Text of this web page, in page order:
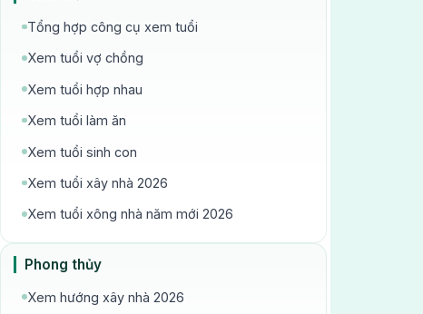
Tổng hợp công cụ xem tuổi
Xem tuổi vợ chồng
Xem tuổi hợp nhau
Xem tuổi làm ăn
Xem tuổi sinh con
Xem tuổi xây nhà 2026
Xem tuổi xông nhà năm mới 2026
Phong thủy
Xem hướng xây nhà 2026